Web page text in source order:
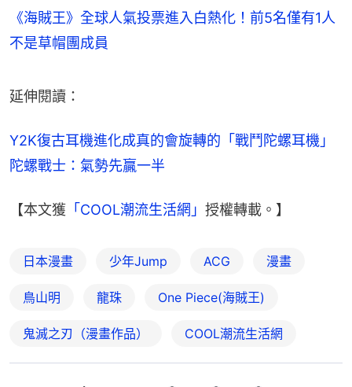
《海賊王》全球人氣投票進入白熱化！前5名僅有1人
不是草帽團成員
延伸閱讀：
Y2K復古耳機進化成真的會旋轉的「戰鬥陀螺耳機」
陀螺戰士：氣勢先贏一半
【本文獲 「COOL潮流生活網」 授權轉載。】
日本漫畫 少年Jump ACG 漫畫
鳥山明 龍珠 One Piece(海賊王)
鬼滅之刃（漫畫作品） COOL潮流生活網